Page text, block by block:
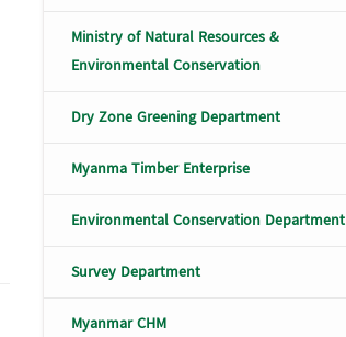
Ministry of Natural Resources &
Environmental Conservation
Dry Zone Greening Department
Myanma Timber Enterprise
Environmental Conservation Department
Survey Department
Myanmar CHM